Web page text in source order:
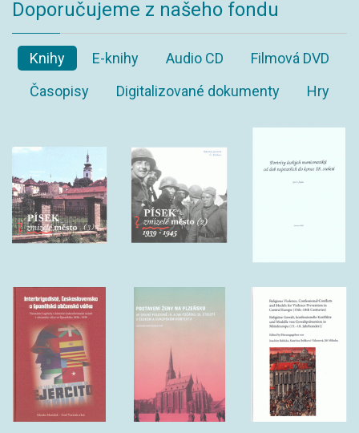
Doporučujeme z našeho fondu
Knihy E-knihy Audio CD
Filmová DVD
Časopisy
Digitalizované dokumenty Hry